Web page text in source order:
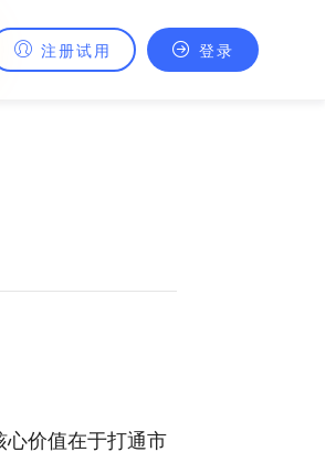
注册试用 登录
心价值在于打通市